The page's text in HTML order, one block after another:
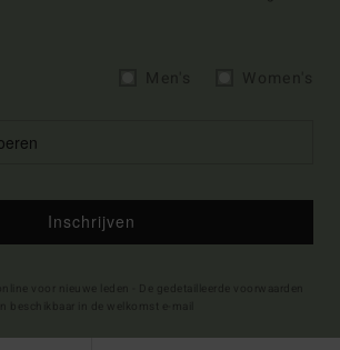
Inschrijven